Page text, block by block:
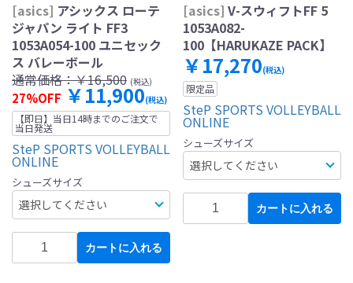
[asics] アシックス ローテ
ジャパン ライト FF3
1053A054-100 ユニセック
ス バレーボール
通常価格：￥16,500 (税込)
27%OFF ￥11,900(税込)
【即日】当日14時までのご注文で
当日発送
SteP SPORTS VOLLEYBALL
ONLINE
シューズサイズ
カートに入れる
[asics] V-スウィフトFF 5
1053A082-
100【HARUKAZE PACK】
￥17,270(税込)
限定品
SteP SPORTS VOLLEYBALL
ONLINE
シューズサイズ
カートに入れる